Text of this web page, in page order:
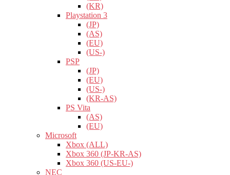
(KR)
Playstation 3
(JP)
(AS)
(EU)
(US-)
PSP
(JP)
(EU)
(US-)
(KR-AS)
PS Vita
(AS)
(EU)
Microsoft
Xbox (ALL)
Xbox 360 (JP-KR-AS)
Xbox 360 (US-EU-)
NEC